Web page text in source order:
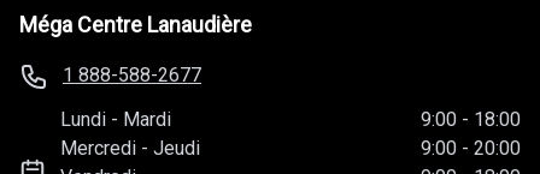
Méga Centre Lanaudière
1 888-588-2677
Lundi - Mardi 9:00 - 18:00
Mercredi -Jeudi 9:00 - 20:00